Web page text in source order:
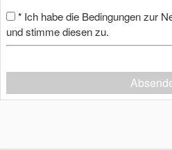
* Ich habe die Bedingungen zur
und stimme diesen zu.